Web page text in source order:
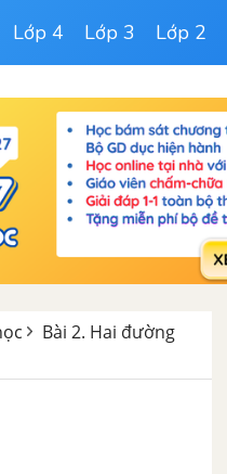
Lớp 4 Lớp 3 Lớp 2
Bài 2. Hai đường